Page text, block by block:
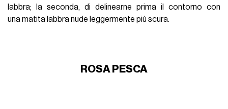
labbra; la seconda, di delinearne prima il contorno con
una matita labbra nude leggermente più scura.
ROSA PESCA